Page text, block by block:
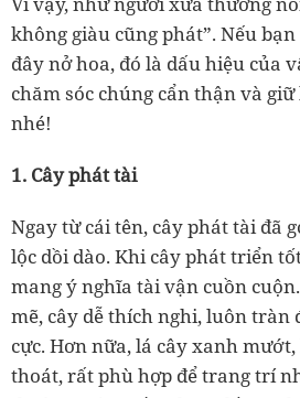
không giàu cũng phát”. Nếu
đây nở hoa, đó là dấu hiệu của
chăm sóc chúng cẩn thận và
nhé!
1. Cây phát tài
Ngay từ cái tên, cây phát tài đã
lộc dồi dào. Khi cây phát triển
mang ý nghĩa tài vận cuồn
mẽ, cây dễ thích nghi, luôn tràn
cực. Hơn nữa, lá cây xanh
thoát, rất phù hợp để trang trí